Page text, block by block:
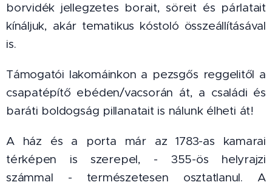
borvidék jellegzetes borait, söreit és párlatait
kínáljuk, akár tematikus kóstoló összeállításával
is.
Támogatói lakomáinkon a pezsgős reggelitől a
csapatépítő ebéden/vacsorán át, a családi és
baráti boldogság pillanatait is nálunk élheti át!
A ház és a porta már az 1783-as kamarai
térképen is szerepel, - 355-ös helyrajzi
számmal - természetesen osztatlanul. A